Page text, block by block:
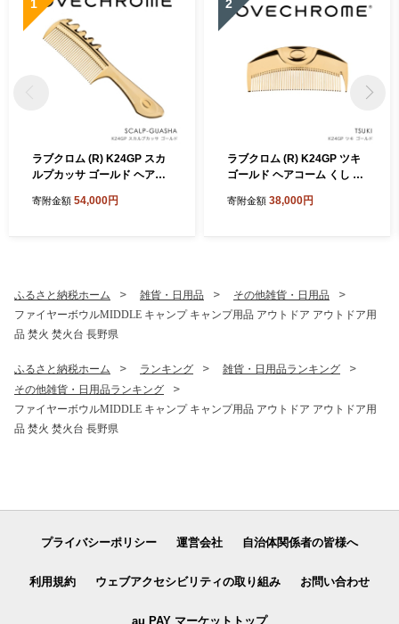
1
ラブクロム (R) K24GP スカ
ルプカッサ ゴールド ヘアコ
ECHROME さらつや ヘアケ
寄附金額 54,000円
2
ラブクロム (R) K24GP ツキ
ゴールド ヘアコーム くし コ
や ヘアケア 駒ヶ根市
寄附金額 38,000円
ふるさと納税ホーム 雑貨・日用品
その他雑貨・日用品
ファイヤーボウルMIDDLE キャンプ キャンプ用品 アウトドア アウトドア用
品 焚火 焚火台 長野県
ふるさと納税ホーム ランキング
雑貨・日用品ランキング
その他雑貨・日用品ランキング
ファイヤーボウルMIDDLE キャンプ キャンプ用品 アウトドア アウトドア用
品 焚火 焚火台 長野県
プライバシーポリシー 運営会社 自治体関係者の皆様へ
利用規約 ウェブアクセシビリティの取り組み お問い合わせ
au PAY マーケットトップ